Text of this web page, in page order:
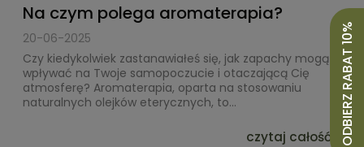
Na czym polega aromaterapia?
20-06-2025
Czy kiedykolwiek zastanawiałeś się, jak zapachy mogą
wpływać na Twoje samopoczucie i otaczającą Cię
atmosferę? Aromaterapia, oparta na stosowaniu
naturalnych olejków eterycznych, to...
czytaj całość » ODBIERZ RABAT 10%